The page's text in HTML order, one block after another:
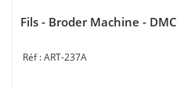
Fils - Broder Machine - DMC
ART-237A